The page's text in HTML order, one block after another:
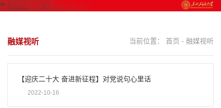
当前位置： 首页 - 融媒视听
融媒视听
【迎庆二十大 奋进新征程】对党说句心里话
2022-10-16